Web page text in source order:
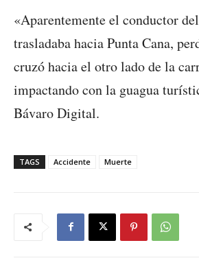
«Aparentemente el conductor
trasladaba hacia Punta Cana,
cruzó hacia el otro lado de la
impactando con la guagua
Bávaro Digital.
TAGS Accidente Muerte